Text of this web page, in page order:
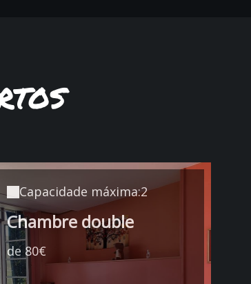
Capacidade máxima:2
Chambre double
de 80€